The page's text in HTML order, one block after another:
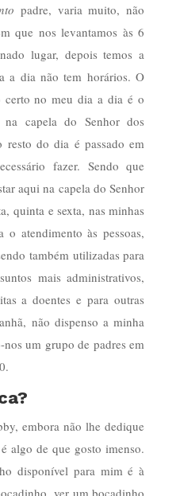
padre, varia muito, não
que nos levantamos às 6
lugar, depois temos a
a dia não tem horários. O
no meu dia a dia é o
capela do Senhor dos
do dia é passado em
fazer. Sendo que
aqui na capela do Senhor
quinta e sexta, nas minhas
o atendimento às pessoas,
também utilizadas para
mais administrativos,
a doentes e para outras
não dispenso a minha
um grupo de padres em
embora não lhe dedique
algo de que gosto imenso.
disponível para mim é à
ver um bocadinho